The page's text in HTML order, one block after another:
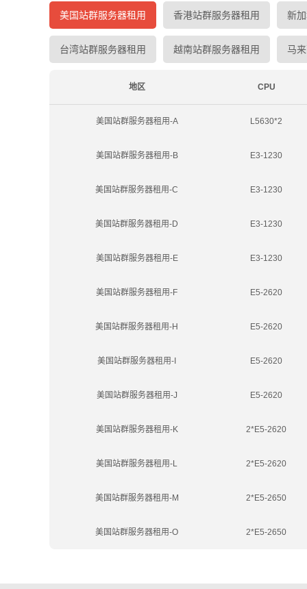
美国站群服务器租用 香港站群服务器租用 新
台湾站群服务器租用 越南站群服务器租用 马
地区 CPU
美国站群服务器租用-A L5630*2
美国站群服务器租用-B E3-1230
美国站群服务器租用-C E3-1230
美国站群服务器租用-D E3-1230
美国站群服务器租用-E E3-1230
美国站群服务器租用-F E5-2620
美国站群服务器租用-H E5-2620
美国站群服务器租用-I E5-2620
美国站群服务器租用-J E5-2620
美国站群服务器租用-K 2*E5-2620
美国站群服务器租用-L 2*E5-2620
美国站群服务器租用-M 2*E5-2650
美国站群服务器租用-O 2*E5-2650